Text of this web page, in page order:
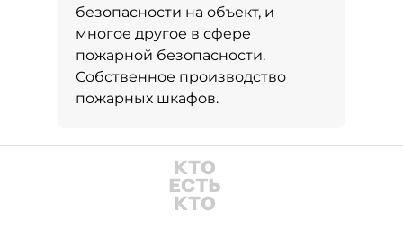
безопасности на объект, и
многое другое в сфере
пожарной безопасности.
Собственное производство
пожарных шкафов.